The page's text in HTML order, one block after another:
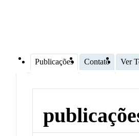
Publicações Contato Ver